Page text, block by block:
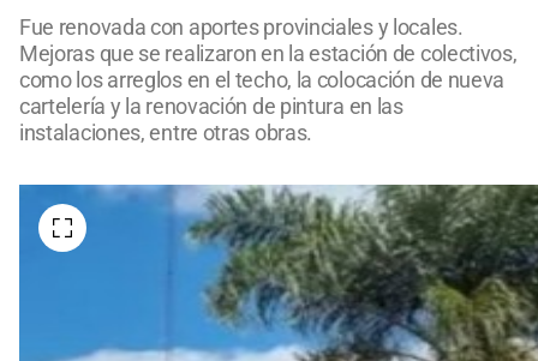
Fue renovada con aportes provinciales y locales.
Mejoras que se realizaron en la estación de colectivos,
como los arreglos en el techo, la colocación de nueva
cartelería y la renovación de pintura en las
instalaciones, entre otras obras.